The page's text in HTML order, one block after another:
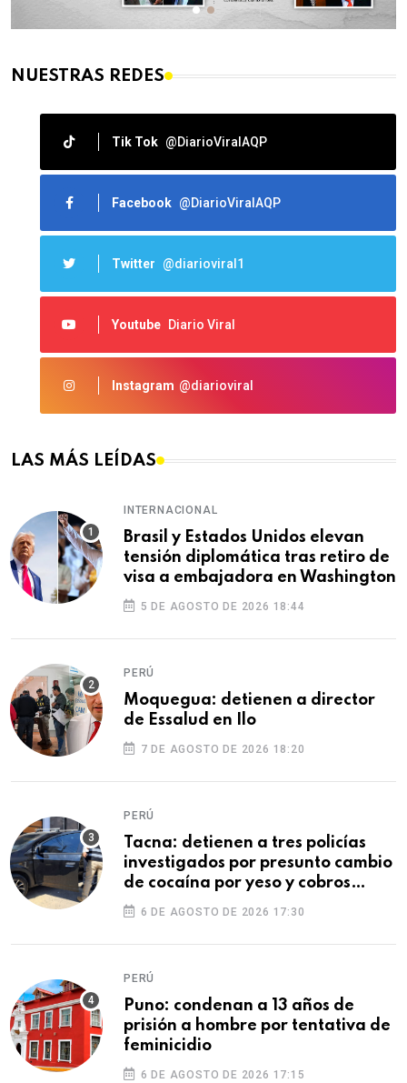
NUESTRAS REDES
Tik Tok @DiarioViralAQP
Facebook @DiarioViralAQP
Twitter @diarioviral1
Youtube Diario Viral
Instagram @diarioviral
LAS MÁS LEÍDAS
INTERNACIONAL
Brasil y Estados Unidos elevan
tensión diplomática tras retiro de
visa a embajadora en Washington
5 DE AGOSTO DE 2026 18:44
PERÚ
Moquegua: detienen a director
de Essalud en Ilo
7 DE AGOSTO DE 2026 18:20
PERÚ
Tacna: detienen a tres policías
investigados por presunto cambio
de cocaína por yeso y cobros
ilegales
6 DE AGOSTO DE 2026 17:30
PERÚ
Puno: condenan a 13 años de
prisión a hombre por tentativa de
feminicidio
6 DE AGOSTO DE 2026 17:15